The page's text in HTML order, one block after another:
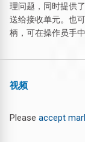
理问题，同时提供
送给接收单元。也
柄，可在操作员手
视频
Please accept